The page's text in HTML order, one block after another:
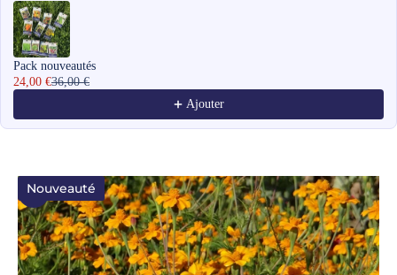
Pack nouveautés
24,00 €36,00 €
Ajouter
Zoomer sur l'image
Nouveauté